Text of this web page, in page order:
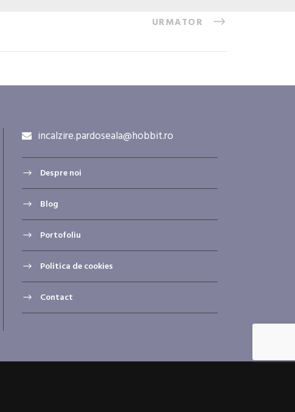
URMATOR
incalzire.pardoseala@hobbit.ro
Despre noi
Blog
Portofoliu
Politica de cookies
Contact